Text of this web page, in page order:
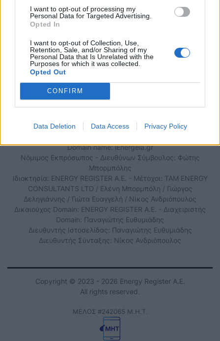
I want to opt-out of processing my
Personal Data for Targeted Advertising.
Opted In
I want to opt-out of Collection, Use,
Retention, Sale, and/or Sharing of my
Personal Data that Is Unrelated with the
Purposes for which it was collected.
Opted Out
CONFIRM
Data Deletion Data Access Privacy Policy
ΠΟΙΟΙ ΕΙΜΑΣΤΕ
Λ. Μεσογείων 336, 15341 Αγία Παρασκευή
ΑΦΜ 800479805 - ΔΟΥ ΦΑΕ ΑΘΗΝΩΝ
Αρ. ΓΕΜΗ 124714401000
Τηλ. Επικοινωνίας: 210 6534882
Domain name: iEnergeia.gr
Νόμιμος Εκπρόσωπος - Διευθύνων Σύμβουλος: Φώτης
Μπορμπόλης
Ιδιοκτησία: ENERGY REGISTER Α.Ε. - Μέτοχοι: TAM ENERGY
CONSULTANTS LTD / Ελένη Μπορμπόλη / Γιώργος
Δεληγιάννης / Γιώτα Ευαγγελή / Νίκος Ανδριόπουλος
Δικαιούχος Domain: ENERGY REGISTER Α.Ε. - Διαχειριστής
Domain: Παναγιώτης Ευθυμιάδης
Διευθυντής Ιστοσελίδας: Παναγιώτης Ευθυμιάδης
Διευθυντής Σύνταξης: Νίκος Ανδριόπουλος
Copyright © 2023 - 2026 Energy Register Α.Ε.
All rights reserved.
ΜΕΛΟΣ #242065 Μ.Η.Τ.